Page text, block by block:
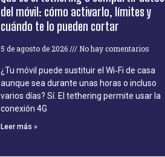
del móvil: cómo activarlo, límites y
cuándo te lo pueden cortar
5 de agosto de 2026 No hay comentarios
¿Tu móvil puede sustituir el Wi‑Fi de casa
aunque sea durante unas horas o incluso
varios días? Sí. El tethering permite usar la
conexión 4G
Leer más »